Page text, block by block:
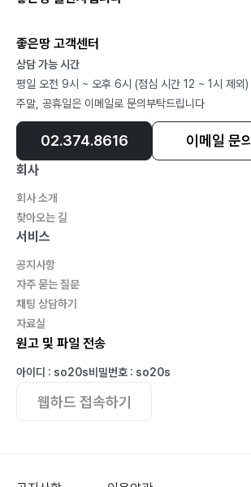
좋은땅 고객센터
상담 가능 시간
평일 오전 9시 ~ 오후 6시 (점심 시간 12 ~ 1시 제외)
주말, 공휴일은 이메일로 문의부탁드립니다
02.374.8616 이메일 문의
회사
회사 소개
찾아오는 길
서비스
공지사항
자주 묻는 질문
채팅 상담하기
자료실
원고 및 파일 전송
아이디 : so20s비밀번호 : so20s
웹하드 접속하기